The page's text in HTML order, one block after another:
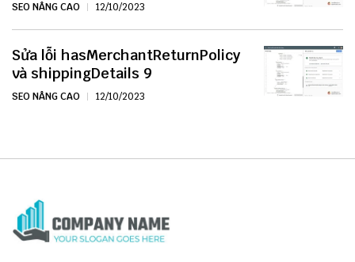
SEO NÂNG CAO 12/10/2023
Sửa lỗi hasMerchantReturnPolicy
và shippingDetails 9
SEO NÂNG CAO 12/10/2023